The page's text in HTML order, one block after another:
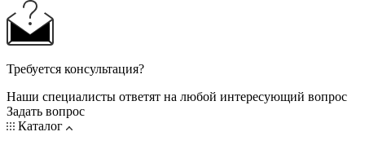
Требуется консультация?
Наши специалисты ответят на любой интересующий вопрос
Задать вопрос
Каталог